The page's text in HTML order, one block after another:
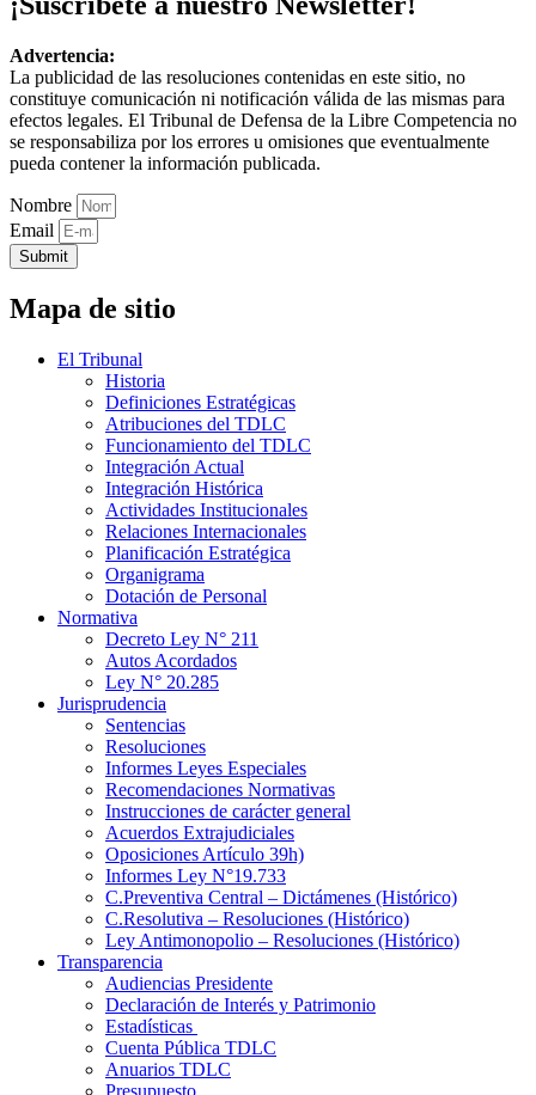
Advertencia:
La publicidad de las resoluciones contenidas en este sitio, no
constituye comunicación ni notificación válida de las mismas para
efectos legales. El Tribunal de Defensa de la Libre Competencia no
se responsabiliza por los errores u omisiones que eventualmente
pueda contener la información publicada.
Nombre
Email
Submit
Mapa de sitio
El Tribunal
Historia
Definiciones Estratégicas
Atribuciones del TDLC
Funcionamiento del TDLC
Integración Actual
Integración Histórica
Actividades Institucionales
Relaciones Internacionales
Planificación Estratégica
Organigrama
Dotación de Personal
Normativa
Decreto Ley N° 211
Autos Acordados
Ley N° 20.285
Jurisprudencia
Sentencias
Resoluciones
Informes Leyes Especiales
Recomendaciones Normativas
Instrucciones de carácter general
Acuerdos Extrajudiciales
Oposiciones Artículo 39h)
Informes Ley N°19.733
C.Preventiva Central – Dictámenes (Histórico)
C.Resolutiva – Resoluciones (Histórico)
Ley Antimonopolio – Resoluciones (Histórico)
Transparencia
Audiencias Presidente
Declaración de Interés y Patrimonio
Estadísticas
Cuenta Pública TDLC
Anuarios TDLC